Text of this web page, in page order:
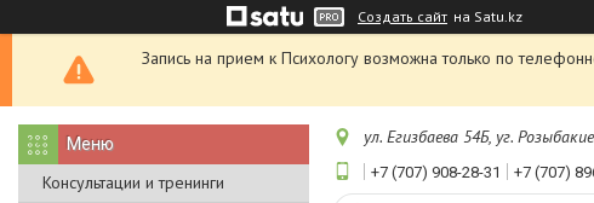
Создать сайт на Satu.kz
Запись на прием к Психологу возможна только по
Консультации и тренинги
ул. Егизбаева 54Б, уг.
+7 (707) 908-28-31 +7 (707)